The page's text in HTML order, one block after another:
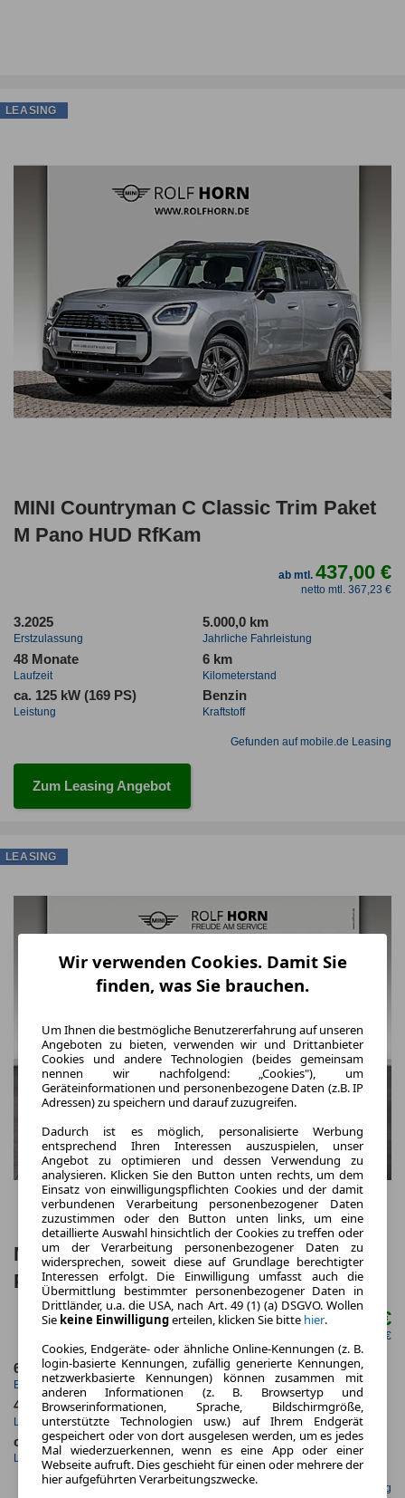
MINI Countryman C Classic Trim Paket
M Pano HUD RfKam
ab mtl.437,00 €
netto mtl. 367,23 €
3.2025
Erstzulassung
5.000,0 km
Jahrliche Fahrleistung
48 Monate
Laufzeit
6 km
Kilometerstand
ca. 125 kW (169 PS)
Leistung
Benzin
Kraftstoff
Gefunden auf mobile.de Leasing
Zum Leasing Angebot
LEASING
MINI Countryman C JCW Trim Paket M
Pano HeadUp RfKam.
ab mtl.466,00 €
netto mtl. 391,60 €
6.2025
Erstzulassung
5.000,0 km
Jahrliche Fahrleistung
48 Monate
Laufzeit
17 km
Kilometerstand
ca. 125 kW (169 PS)
Leistung
Benzin
Kraftstoff
Gefunden auf mobile.de Leasing
LEASING
Wir verwenden Cookies. Damit Sie
finden, was Sie brauchen.
Um Ihnen die bestmögliche Benutzererfahrung auf unseren
Angeboten zu bieten, verwenden wir und Drittanbieter
Cookies und andere Technologien (beides gemeinsam
nennen wir nachfolgend: „Cookies"), um
Geräteinformationen und personenbezogene Daten (z.B. IP
Adressen) zu speichern und darauf zuzugreifen.
Dadurch ist es möglich, personalisierte Werbung
entsprechend Ihren Interessen auszuspielen, unser
Angebot zu optimieren und dessen Verwendung zu
analysieren. Klicken Sie den Button unten rechts, um dem
Einsatz von einwilligungspflichten Cookies und der damit
verbundenen Verarbeitung personenbezogener Daten
zuzustimmen oder den Button unten links, um eine
detaillierte Auswahl hinsichtlich der Cookies zu treffen oder
um der Verarbeitung personenbezogener Daten zu
widersprechen, soweit diese auf Grundlage berechtigter
Interessen erfolgt. Die Einwilligung umfasst auch die
Übermittlung bestimmter personenbezogener Daten in
Drittländer, u.a. die USA, nach Art. 49 (1) (a) DSGVO. Wollen
Sie keine Einwilligungerteilen, klicken Sie bitte hier.
Cookies, Endgeräte- oder ähnliche Online-Kennungen (z. B.
login-basierte Kennungen, zufällig generierte Kennungen,
netzwerkbasierte Kennungen) können zusammen mit
anderen Informationen (z. B. Browsertyp und
Browserinformationen, Sprache, Bildschirmgröße,
unterstützte Technologien usw.) auf Ihrem Endgerät
gespeichert oder von dort ausgelesen werden, um es jedes
Mal wiederzuerkennen, wenn es eine App oder einer
Webseite aufruft. Dies geschieht für einen oder mehrere der
hier aufgeführten Verarbeitungszwecke.